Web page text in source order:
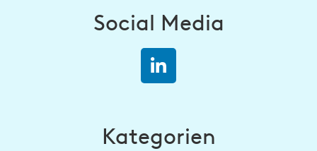
Social Media
Kategorien